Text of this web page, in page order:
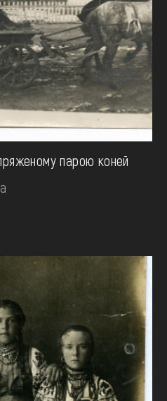
парою коней